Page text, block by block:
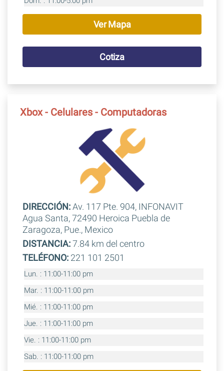
Ver Mapa
Cotiza
Xbox - Celulares - Computadoras
DIRECCIÓN:Av. 117 Pte. 904, INFONAVIT
Agua Santa, 72490 Heroica Puebla de
Zaragoza, Pue., Mexico
DISTANCIA:7.84 km del centro
TELÉFONO:221 101 2501
Lun. : 11:00-11:00 pm
Mar. : 11:00-11:00 pm
Mié. : 11:00-11:00 pm
Jue. : 11:00-11:00 pm
Vie. : 11:00-11:00 pm
Sab. : 11:00-11:00 pm